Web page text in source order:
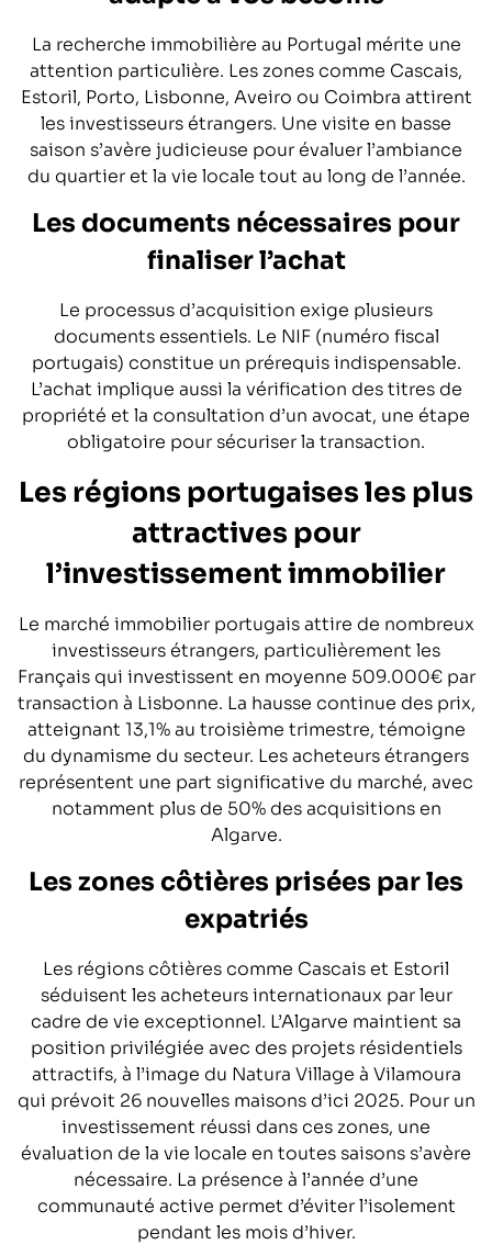
La recherche immobilière au Portugal mérite une
attention particulière. Les zones comme Cascais,
Estoril, Porto, Lisbonne, Aveiro ou Coimbra attirent
les investisseurs étrangers. Une visite en basse
saison s’avère judicieuse pour évaluer l’ambiance
du quartier et la vie locale tout au long de l’année.
Les documents nécessaires pour
finaliser l’achat
Le processus d’acquisition exige plusieurs
documents essentiels. Le NIF (numéro fiscal
portugais) constitue un prérequis indispensable.
L’achat implique aussi la vérification des titres de
propriété et la consultation d’un avocat, une étape
obligatoire pour sécuriser la transaction.
Les régions portugaises les plus
attractives pour
l’investissement immobilier
Le marché immobilier portugais attire de nombreux
investisseurs étrangers, particulièrement les
Français qui investissent en moyenne 509.000€ par
transaction à Lisbonne. La hausse continue des prix,
atteignant 13,1% au troisième trimestre, témoigne
du dynamisme du secteur. Les acheteurs étrangers
représentent une part significative du marché, avec
notamment plus de 50% des acquisitions en
Algarve.
Les zones côtières prisées par les
expatriés
Les régions côtières comme Cascais et Estoril
séduisent les acheteurs internationaux par leur
cadre de vie exceptionnel. L’Algarve maintient sa
position privilégiée avec des projets résidentiels
attractifs, à l’image du Natura Village à Vilamoura
qui prévoit 26 nouvelles maisons d’ici 2025. Pour un
investissement réussi dans ces zones, une
évaluation de la vie locale en toutes saisons s’avère
nécessaire. La présence à l’année d’une
communauté active permet d’éviter l’isolement
pendant les mois d’hiver.